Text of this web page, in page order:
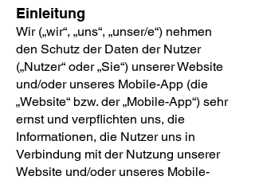
Einleitung
Wir („wir“, „uns“, „unser/e“) nehmen
den Schutz der Daten der Nutzer
(„Nutzer“ oder „Sie“) unserer Website
und/oder unseres Mobile-App (die
„Website“ bzw. der „Mobile-App“) sehr
ernst und verpflichten uns, die
Informationen, die Nutzer uns in
Verbindung mit der Nutzung unserer
Website und/oder unseres Mobile-